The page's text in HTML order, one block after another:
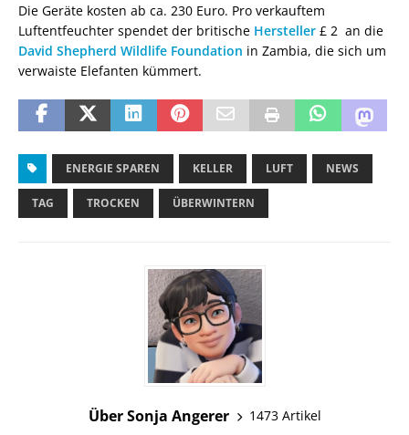
Die Geräte kosten ab ca. 230 Euro. Pro verkauftem
Luftentfeuchter spendet der britische Hersteller £ 2 an die
David Shepherd Wildlife Foundation in Zambia, die sich um
verwaiste Elefanten kümmert.
ENERGIE SPAREN KELLER LUFT NEWS
TAG TROCKEN ÜBERWINTERN
Über Sonja Angerer
1473 Artikel